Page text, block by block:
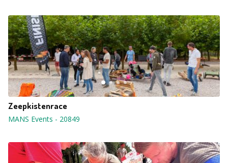
Zeepkistenrace
MANS Events - 20849